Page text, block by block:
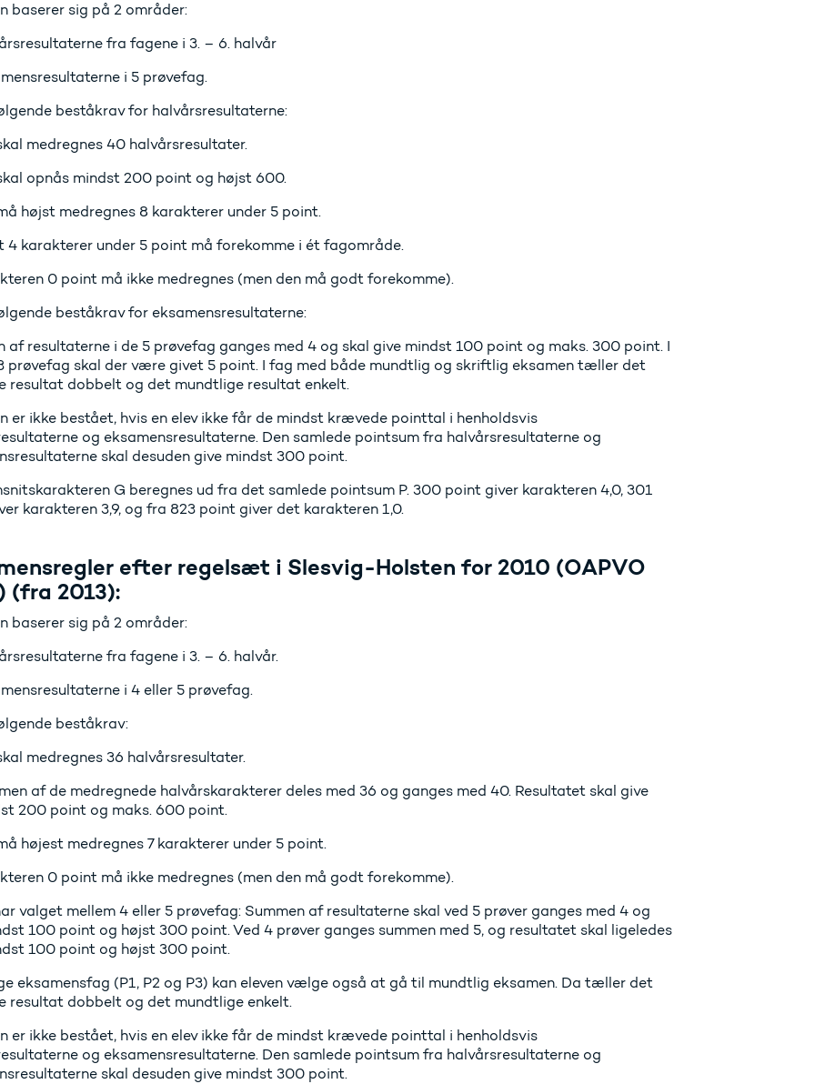
baserer sig på 2 områder:
fra fagene i 3. – 6. halvår
i 5 prøvefag.
beståkrav for halvårsresultaterne:
medregnes 40 halvårsresultater.
opnås mindst 200 point og højst 600.
højst medregnes 8 karakterer under 5 point.
4 karakterer under 5 point må forekomme i ét fagområde.
0 point må ikke medregnes (men den må godt forekomme).
beståkrav for eksamensresultaterne:
af resultaterne i de 5 prøvefag ganges med 4 og skal give mindst 100 point og maks. 300 point. I
prøvefag skal der være givet 5 point. I fag med både mundtlig og skriftlig eksamen tæller det
resultat dobbelt og det mundtlige resultat enkelt.
er ikke bestået, hvis en elev ikke får de mindst krævede pointtal i henholdsvis
og eksamensresultaterne. Den samlede pointsum fra halvårsresultaterne og
skal desuden give mindst 300 point.
G beregnes ud fra det samlede pointsum P. 300 point giver karakteren 4,0, 301
karakteren 3,9, og fra 823 point giver det karakteren 1,0.
efter regelsæt i Slesvig-Holsten for 2010 (OAPVO
(fra 2013):
baserer sig på 2 områder:
fra fagene i 3. – 6. halvår.
i 4 eller 5 prøvefag.
beståkrav:
medregnes 36 halvårsresultater.
af de medregnede halvårskarakterer deles med 36 og ganges med 40. Resultatet skal give
200 point og maks. 600 point.
højest medregnes 7 karakterer under 5 point.
0 point må ikke medregnes (men den må godt forekomme).
valget mellem 4 eller 5 prøvefag: Summen af resultaterne skal ved 5 prøver ganges med 4 og
100 point og højst 300 point. Ved 4 prøver ganges summen med 5, og resultatet skal ligeledes
100 point og højst 300 point.
eksamensfag (P1, P2 og P3) kan eleven vælge også at gå til mundtlig eksamen. Da tæller det
resultat dobbelt og det mundtlige enkelt.
er ikke bestået, hvis en elev ikke får de mindst krævede pointtal i henholdsvis
og eksamensresultaterne. Den samlede pointsum fra halvårsresultaterne og
skal desuden give mindst 300 point.